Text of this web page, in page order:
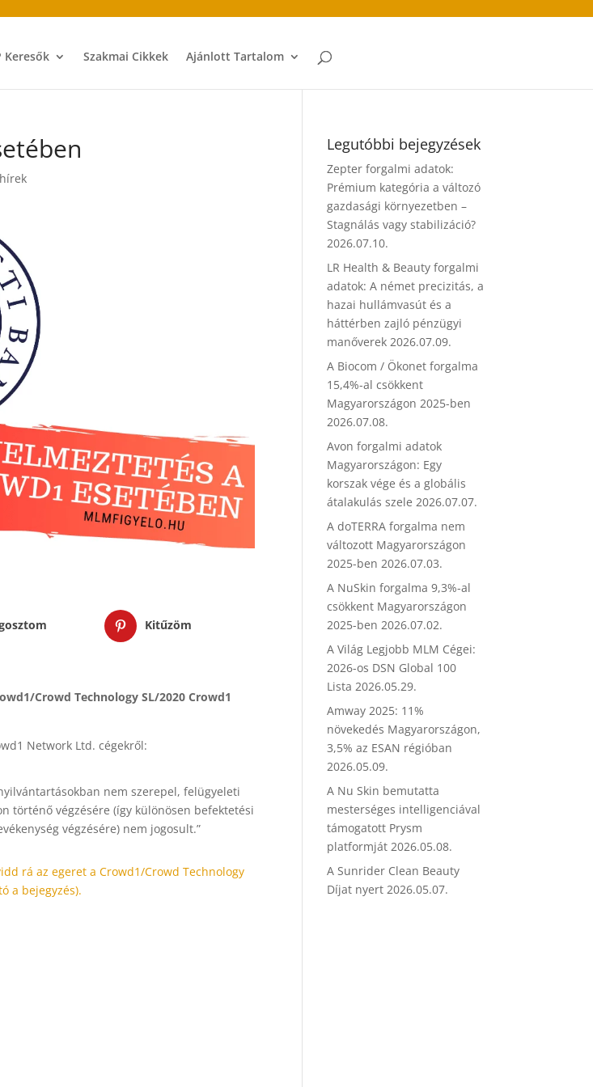
Keresők Szakmai Cikkek Ajánlott Tartalom
Kitűzöm
Crowd Technology SL/2020 Crowd1
Network Ltd. cégekről:
nem szerepel, felügyeleti
történő végzésére (így különösen befektetési
végzésére) nem jogosult.”
rá az egeret a Crowd1/Crowd Technology
a bejegyzés).
Legutóbbi bejegyzések
Zepter forgalmi adatok:
Prémium kategória a változó
gazdasági környezetben –
Stagnálás vagy stabilizáció?
2026.07.10.
LR Health & Beauty forgalmi
adatok: A német precizitás, a
hazai hullámvasút és a
háttérben zajló pénzügyi
manőverek 2026.07.09.
A Biocom / Ökonet forgalma
15,4%-al csökkent
Magyarországon 2025-ben
2026.07.08.
Avon forgalmi adatok
Magyarországon: Egy
korszak vége és a globális
átalakulás szele 2026.07.07.
A doTERRA forgalma nem
változott Magyarországon
2025-ben 2026.07.03.
A NuSkin forgalma 9,3%-al
csökkent Magyarországon
2025-ben 2026.07.02.
A Világ Legjobb MLM Cégei:
2026-os DSN Global 100
Lista 2026.05.29.
Amway 2025: 11%
növekedés Magyarországon,
3,5% az ESAN régióban
2026.05.09.
A Nu Skin bemutatta
mesterséges intelligenciával
támogatott Prysm
platformját 2026.05.08.
A Sunrider Clean Beauty
Díjat nyert 2026.05.07.